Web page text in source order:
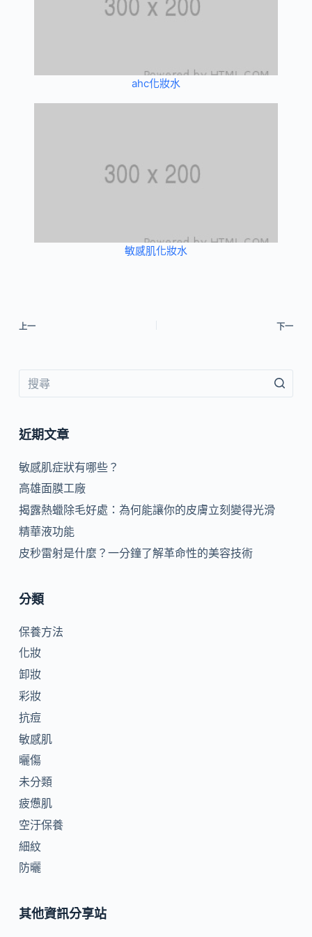
ahc化妝水
敏感肌化妝水
上一 下一
近期文章
敏感肌症狀有哪些？
高雄面膜工廠
揭露熱蠟除毛好處：為何能讓你的皮膚立刻變得光滑
精華液功能
皮秒雷射是什麼？一分鐘了解革命性的美容技術
分類
保養方法
化妝
卸妝
彩妝
抗痘
敏感肌
曬傷
未分類
疲憊肌
空汙保養
細紋
防曬
其他資訊分享站